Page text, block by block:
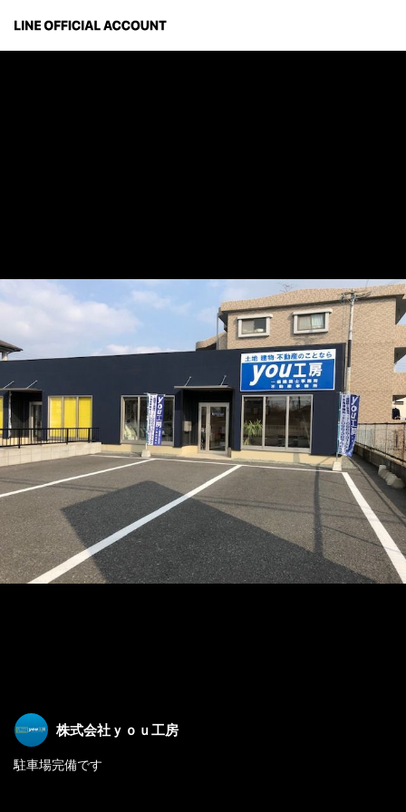
株式会社ｙｏｕ工房
駐車場完備です